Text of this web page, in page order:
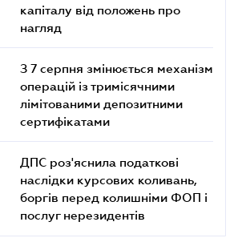
капіталу від положень про
нагляд
З 7 серпня змінюється механізм
операцій із тримісячними
лімітованими депозитними
сертифікатами
ДПС роз'яснила податкові
наслідки курсових коливань,
боргів перед колишніми ФОП і
послуг нерезидентів